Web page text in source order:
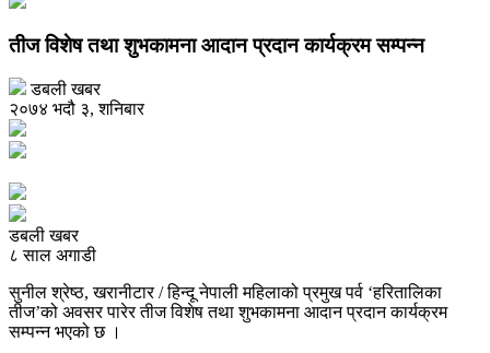
तीज विशेष तथा शुभकामना आदान प्रदान कार्यक्रम सम्पन्न
डबली खबर
२०७४ भदौ ३, शनिबार
डबली खबर
८ साल अगाडी
सुनील श्रेष्ठ, खरानीटार / हिन्दू नेपाली महिलाको प्रमुख पर्व ‘हरितालिका
तीज’को अवसर पारेर तीज विशेष तथा शुभकामना आदान प्रदान कार्यक्रम
सम्पन्न भएको छ ।